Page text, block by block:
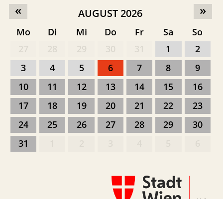
»
« AUGUST 2026
Mo Di Mi Do Fr Sa
So
1
2
3
4 5 6 7 8
9
10
11 12 13 14 15
16
17
18 19 20 21 22
23
24
25 26 27 28 29
30
31